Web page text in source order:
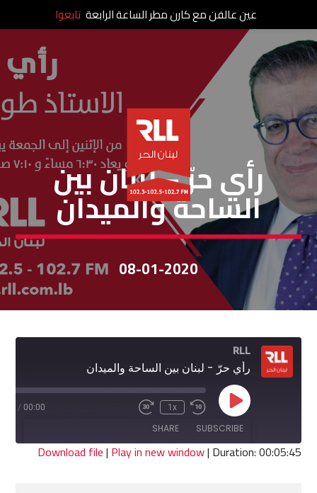
رأي حر
رأي حرّ – لبنان بين
الساحة والميدان
08-01-2020
RLL
رأي حرّ - لبنان بين الساحة والميدان
Play
Episode
Rewind
10
Seconds
1x
Fast
seconds
00:00
/
SUBSCRIBE
SHARE
Download file| Play in new window| Duration: 00:05:45
عين عالفن مع كارن مطر الساعة الرابعة تابعوا